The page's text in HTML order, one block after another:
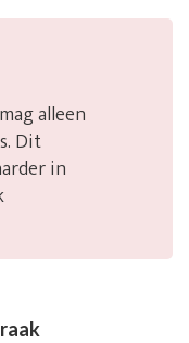
alleen
Dit
in